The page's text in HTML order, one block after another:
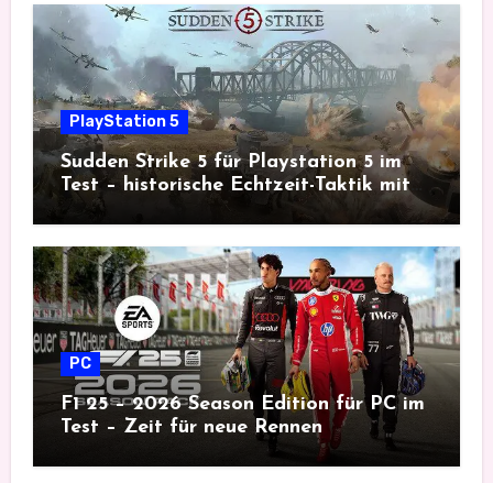
PlayStation 5
Sudden Strike 5 für Playstation 5 im
Test – historische Echtzeit-Taktik mit
Tiefgang
PC
F1 25 – 2026 Season Edition für PC im
Test – Zeit für neue Rennen